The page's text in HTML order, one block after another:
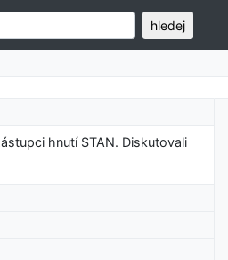
hledej
hnutí STAN. Diskutovali